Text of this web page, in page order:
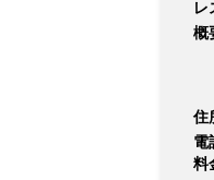
レ
概
住
電
料